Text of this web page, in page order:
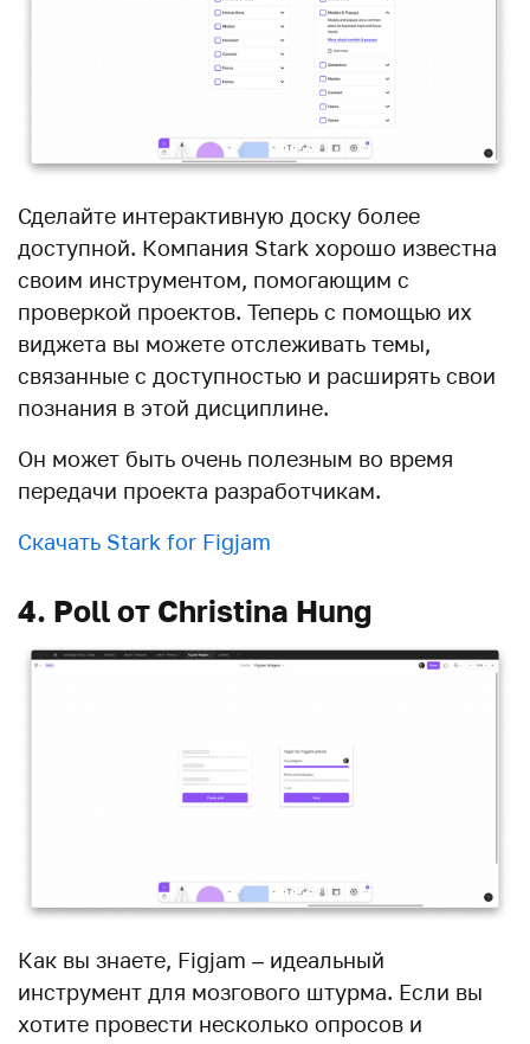
Сделайте интерактивную доску более
доступной. Компания Stark хорошо известна
своим инструментом, помогающим с
проверкой проектов. Теперь с помощью их
виджета вы можете отслеживать темы,
связанные с доступностью и расширять свои
познания в этой дисциплине.
Он может быть очень полезным во время
передачи проекта разработчикам.
Скачать Stark for Figjam
4. Poll от Christina Hung
Как вы знаете, Figjam – идеальный
инструмент для мозгового штурма. Если вы
хотите провести несколько опросов и